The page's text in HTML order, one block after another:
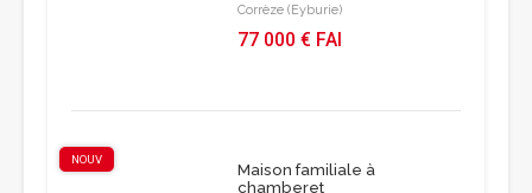
Corrèze (Eyburie)
77 000 € FAI
NOUV
Maison familiale à
chamberet